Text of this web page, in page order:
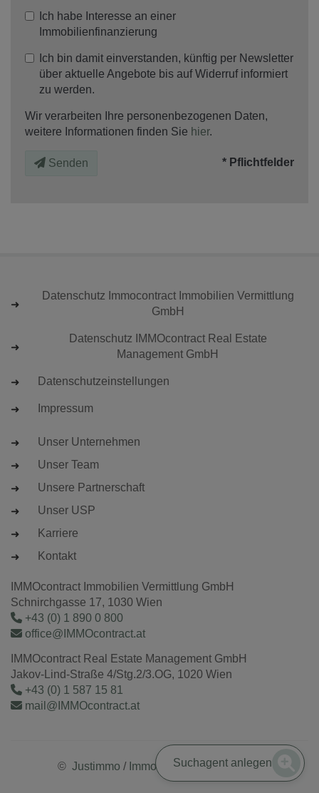
Ich habe Interesse an einer
Immobilienfinanzierung
Ich bin damit einverstanden, künftig per Newsletter
über aktuelle Angebote bis auf Widerruf informiert
zu werden.
Wir verarbeiten Ihre personenbezogenen Daten,
weitere Informationen finden Sie hier.
Senden * Pflichtfelder
Datenschutz Immocontract Immobilien Vermittlung
GmbH
Datenschutz IMMOcontract Real Estate
Management GmbH
Datenschutzeinstellungen
Impressum
Unser Unternehmen
Unser Team
Unsere Partnerschaft
Unser USP
Karriere
Kontakt
IMMOcontract Immobilien Vermittlung GmbH
Schnirchgasse 17, 1030 Wien
+43 (0) 1 890 0 800
office@IMMOcontract.at
IMMOcontract Real Estate Management GmbH
Jakov-Lind-Straße 4/Stg.2/3.OG, 1020 Wien
+43 (0) 1 587 15 81
mail@IMMOcontract.at
© Justimmo / Immobilienmaklersoftware
Suchagent anlegen